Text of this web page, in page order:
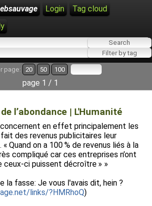
Login
Tag cloud
page: 20 50 100
page 1 / 1
l’abondance | L'Humanité
en effet principalement les
des revenus publicitaires leur
« Quand on a 100 % de revenus liés à la
compliqué car ces entreprises n’ont
ceux-ci puissent décroître » »
la fasse: Je vous l'avais dit, hein ?
links/?HMRhoQ)